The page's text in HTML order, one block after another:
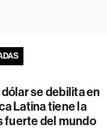
se debilita en
Latina tiene la
fuerte del mundo